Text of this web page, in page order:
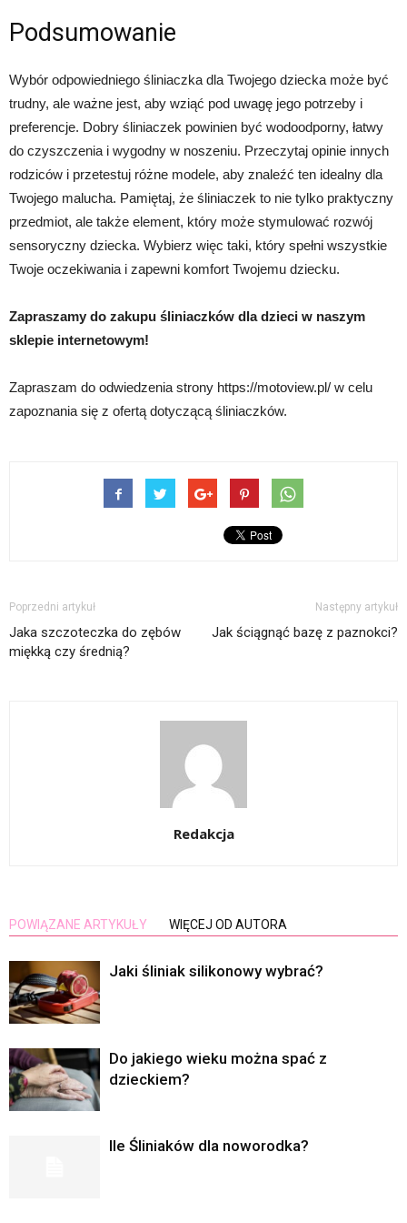
Podsumowanie
Wybór odpowiedniego śliniaczka dla Twojego dziecka może być
trudny, ale ważne jest, aby wziąć pod uwagę jego potrzeby i
preferencje. Dobry śliniaczek powinien być wodoodporny, łatwy
do czyszczenia i wygodny w noszeniu. Przeczytaj opinie innych
rodziców i przetestuj różne modele, aby znaleźć ten idealny dla
Twojego malucha. Pamiętaj, że śliniaczek to nie tylko praktyczny
przedmiot, ale także element, który może stymulować rozwój
sensoryczny dziecka. Wybierz więc taki, który spełni wszystkie
Twoje oczekiwania i zapewni komfort Twojemu dziecku.
Zapraszamy do zakupu śliniaczków dla dzieci w naszym
sklepie internetowym!
Zapraszam do odwiedzenia strony https://motoview.pl/ w celu
zapoznania się z ofertą dotyczącą śliniaczków.
Poprzedni artykuł
Jaka szczoteczka do zębów
miękką czy średnią?
Następny artykuł
Jak ściągnąć bazę z paznokci?
Redakcja
POWIĄZANE ARTYKUŁY WIĘCEJ OD AUTORA
Jaki śliniak silikonowy wybrać?
Do jakiego wieku można spać z
dzieckiem?
Ile Śliniaków dla noworodka?